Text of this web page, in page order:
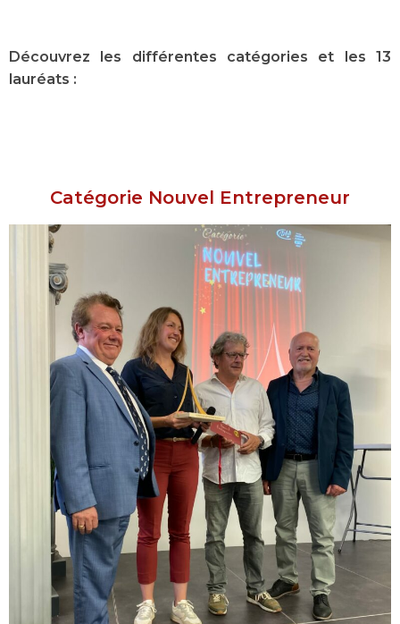
Découvrez les différentes catégories et les 13
lauréats :
Catégorie Nouvel Entrepreneur